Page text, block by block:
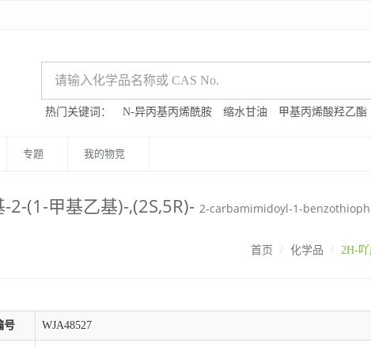
热门关键词： N-异丙基丙烯酰胺 缩水甘油 甲基丙烯酸羟乙酯
专题 我的物竞
2-(1-甲基乙基)-,(2S,5R)- 2-carbamimidoyl-1-
首页 化学品 2H-
号 WJA48527